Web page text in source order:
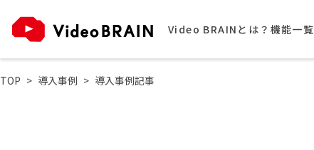
Video BRAINとは？ 機能一覧
TOP 導入事例 導入事例記事